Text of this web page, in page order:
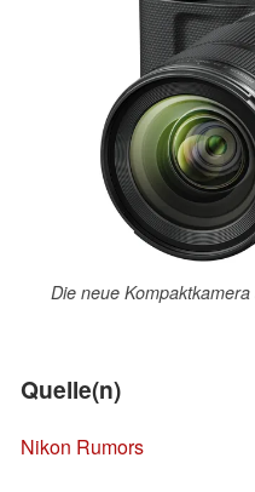
Die neue
Quelle(n)
Nikon Rumors